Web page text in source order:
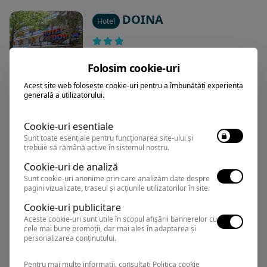
Hotel DOINA
0374.347.708
Hotel DECEBAL
Neptun,Arata pe harta
0374.347.708
Folosim cookie-uri
Acest site web folosește cookie-uri pentru a îmbunătăți experiența
generală a utilizatorului.
Cookie-uri esentiale
Sunt toate esențiale pentru funcționarea site-ului și
trebuie să rămână active în sistemul nostru.
Cookie-uri de analiză
Sunt cookie-uri anonime prin care analizăm date despre
pagini vizualizate, traseul și acțiunile utilizatorilor în site.
Cookie-uri publicitare
Aceste cookie-uri sunt utile în scopul afișării bannerelor cu
cele mai bune promoții, dar mai ales în adaptarea și
personalizarea conținutului.
Pentru mai multe informații, consultați Politica cookie